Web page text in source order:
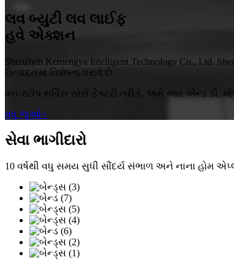
લવ બ્યુટી લવ લાઈફ
હવે એક્શન
Shenzhen Kemengya Intelligent Technology Co.,
ઉત્પાદનમાં વિશેષતા ધરાવે છે.
વન-સ્ટોપ સર્વિસ સોર્સ ફેક્ટરી તરીકે, અમે આર એન્ડ ડી,
વધુ જુઓ+
સેવા ભાગીદારો
10 વર્ષથી વધુ સમય સુધી સૌંદર્ય સંભાળ અને નાના હોમ